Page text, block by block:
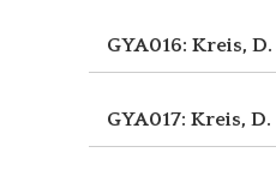
GYA016: Kreis, D.
GYA017: Kreis, D.